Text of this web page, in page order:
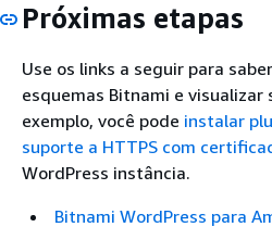
Próximas etapas
Use os links a seguir para
esquemas Bitnami e visualizar
exemplo, você pode instalar
suporte a HTTPS com
WordPress instância.
Bitnami WordPress para